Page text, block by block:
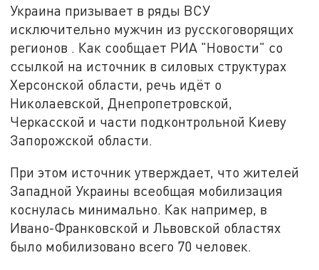
Украина призывает в ряды ВСУ
исключительно мужчин из русскоговорящих
регионов . Как сообщает РИА "Новости" со
ссылкой на источник в силовых структурах
Херсонской области, речь идёт о
Николаевской, Днепропетровской,
Черкасской и части подконтрольной Киеву
Запорожской области.
При этом источник утверждает, что жителей
Западной Украины всеобщая мобилизация
коснулась минимально. Как например, в
Ивано-Франковской и Львовской областях
было мобилизовано всего 70 человек.